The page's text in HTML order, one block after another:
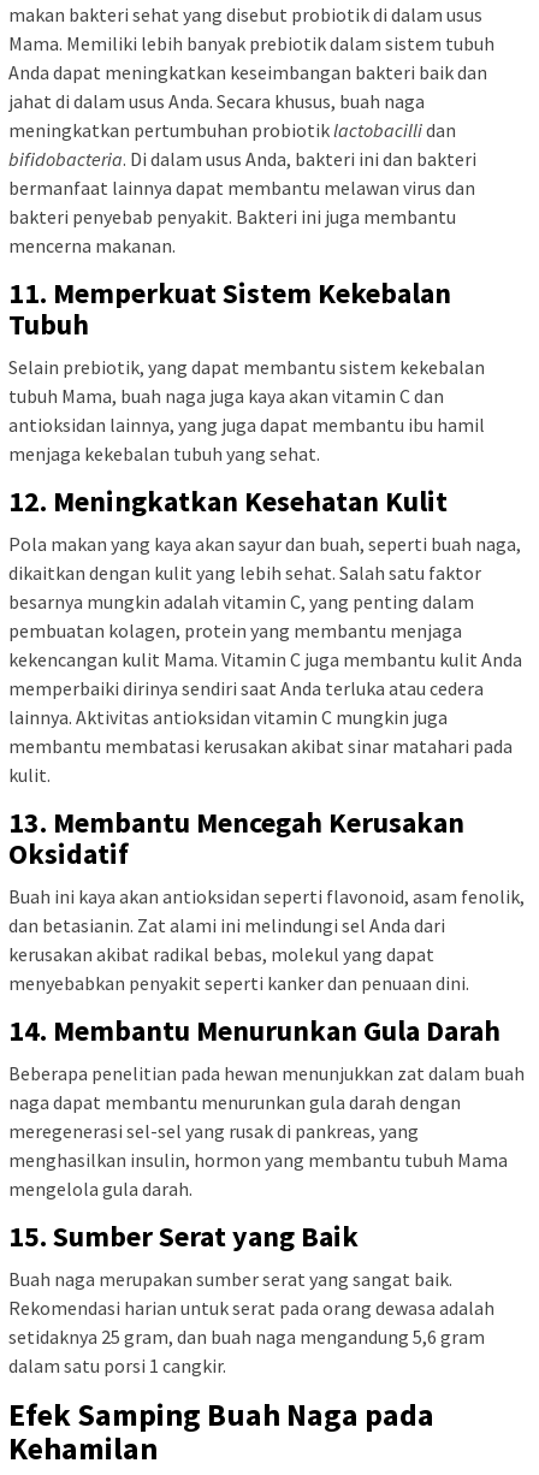
makan bakteri sehat yang disebut probiotik di dalam usus
Mama. Memiliki lebih banyak prebiotik dalam sistem tubuh
Anda dapat meningkatkan keseimbangan bakteri baik dan
jahat di dalam usus Anda. Secara khusus, buah naga
meningkatkan pertumbuhan probiotiklactobacillidan
bifidobacteria. Di dalam usus Anda, bakteri ini dan bakteri
bermanfaat lainnya dapat membantu melawan virus dan
bakteri penyebab penyakit. Bakteri ini juga membantu
mencerna makanan.
11. Memperkuat Sistem Kekebalan
Tubuh
Selain prebiotik, yang dapat membantu sistem kekebalan
tubuh Mama, buah naga juga kaya akan vitamin C dan
antioksidan lainnya, yang juga dapat membantu ibu hamil
menjaga kekebalan tubuh yang sehat.
12. Meningkatkan Kesehatan Kulit
Pola makan yang kaya akan sayur dan buah, seperti buah naga,
dikaitkan dengan kulit yang lebih sehat. Salah satu faktor
besarnya mungkin adalah vitamin C, yang penting dalam
pembuatan kolagen, protein yang membantu menjaga
kekencangan kulit Mama. Vitamin C juga membantu kulit Anda
memperbaiki dirinya sendiri saat Anda terluka atau cedera
lainnya. Aktivitas antioksidan vitamin C mungkin juga
membantu membatasi kerusakan akibat sinar matahari pada
kulit.
13. Membantu Mencegah Kerusakan
Oksidatif
Buah ini kaya akan antioksidan seperti flavonoid, asam fenolik,
dan betasianin. Zat alami ini melindungi sel Anda dari
kerusakan akibat radikal bebas, molekul yang dapat
menyebabkan penyakit seperti kanker dan penuaan dini.
14. Membantu Menurunkan Gula Darah
Beberapa penelitian pada hewan menunjukkan zat dalam buah
naga dapat membantu menurunkan gula darah dengan
meregenerasi sel-sel yang rusak di pankreas, yang
menghasilkan insulin, hormon yang membantu tubuh Mama
mengelola gula darah.
15. Sumber Serat yang Baik
Buah naga merupakan sumber serat yang sangat baik.
Rekomendasi harian untuk serat pada orang dewasa adalah
setidaknya 25 gram, dan buah naga mengandung 5,6 gram
dalam satu porsi 1 cangkir.
Efek Samping Buah Naga pada
Kehamilan